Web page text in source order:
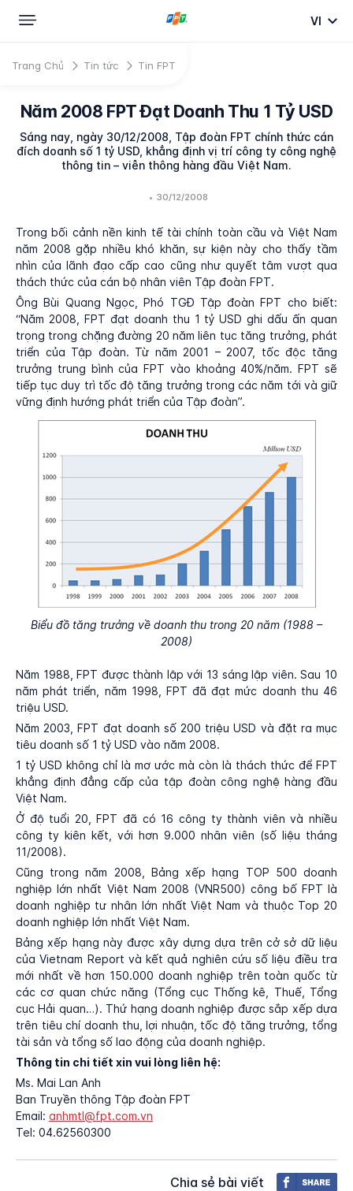
VI
Trang Chủ Tin tức Tin FPT
Năm 2008 FPT Đạt Doanh Thu 1 Tỷ USD
Sáng nay, ngày 30/12/2008, Tập đoàn FPT chính thức cán
đích doanh số 1 tỷ USD, khẳng định vị trí công ty công nghệ
thông tin – viễn thông hàng đầu Việt Nam.
• 30/12/2008
Trong bối cảnh nền kinh tế tài chính toàn cầu và Việt Nam
năm 2008 gặp nhiều khó khăn, sự kiện này cho thấy tầm
nhìn của lãnh đạo cấp cao cũng như quyết tâm vượt qua
thách thức của cán bộ nhân viên Tập đoàn FPT.
Ông Bùi Quang Ngọc, Phó TGĐ Tập đoàn FPT cho biết:
“Năm 2008, FPT đạt doanh thu 1 tỷ USD ghi dấu ấn quan
trọng trong chặng đường 20 năm liên tục tăng trưởng, phát
triển của Tập đoàn. Từ năm 2001 – 2007, tốc độc tăng
trưởng trung bình của FPT vào khoảng 40%/năm. FPT sẽ
tiếp tục duy trì tốc độ tăng trưởng trong các năm tới và giữ
vững định hướng phát triển của Tập đoàn”.
Biểu đồ tăng trưởng về doanh thu trong 20 năm (1988 –
2008)
Năm 1988, FPT được thành lập với 13 sáng lập viên. Sau 10
năm phát triển, năm 1998, FPT đã đạt mức doanh thu 46
triệu USD.
Năm 2003, FPT đạt doanh số 200 triệu USD và đặt ra mục
tiêu doanh số 1 tỷ USD vào năm 2008.
1 tỷ USD không chỉ là mơ ước mà còn là thách thức để FPT
khẳng định đẳng cấp của tập đoàn công nghệ hàng đầu
Việt Nam.
Ở độ tuổi 20, FPT đã có 16 công ty thành viên và nhiều
công ty kiên kết, với hơn 9.000 nhân viên (số liệu tháng
11/2008).
Cũng trong năm 2008, Bảng xếp hạng TOP 500 doanh
nghiệp lớn nhất Việt Nam 2008 (VNR500) công bố FPT là
doanh nghiệp tư nhân lớn nhất Việt Nam và thuộc Top 20
doanh nghiệp lớn nhất Việt Nam.
Bảng xếp hạng này được xây dựng dựa trên cở sở dữ liệu
của Vietnam Report và kết quả nghiên cứu số liệu điều tra
mới nhất về hơn 150.000 doanh nghiệp trên toàn quốc từ
các cơ quan chức năng (Tổng cục Thống kê, Thuế, Tổng
cục Hải quan…). Thứ hạng doanh nghiệp được sắp xếp dựa
trên tiêu chí doanh thu, lợi nhuận, tốc độ tăng trưởng, tổng
tài sản và tổng số lao động của doanh nghiệp.
Thông tin chi tiết xin vui lòng liên hệ:
Ms. Mai Lan Anh
Ban Truyền thông Tập đoàn FPT
Email: anhmtl@fpt.com.vn
Tel: 04.62560300
Chia sẻ bài viết